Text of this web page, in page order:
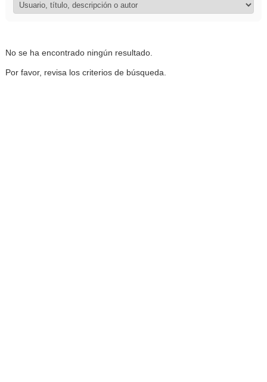
No se ha encontrado ningún resultado.
Por favor, revisa los criterios de búsqueda.